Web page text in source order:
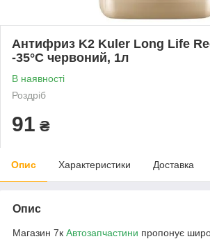
Антифриз K2 Kuler Long Life
-35°C червоний, 1л
В наявності
Роздріб
91 ₴
Опис Характеристики Доставка
Опис
Магазин 7к Автозапчастини пропонує